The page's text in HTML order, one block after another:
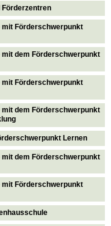
Förderschwerpunkt
dem Förderschwerpunkt
Förderschwerpunkt
dem Förderschwerpunkt
Lernen
dem Förderschwerpunkt
Förderschwerpunkt